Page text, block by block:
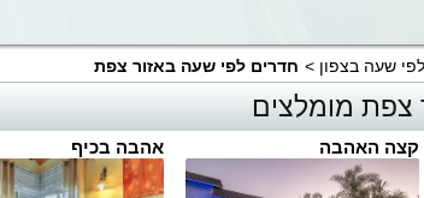
שעה בצפון חדרים לפי שעה באזור צפת
צפת מומלצים
קצה האהבה אהבה בכיף